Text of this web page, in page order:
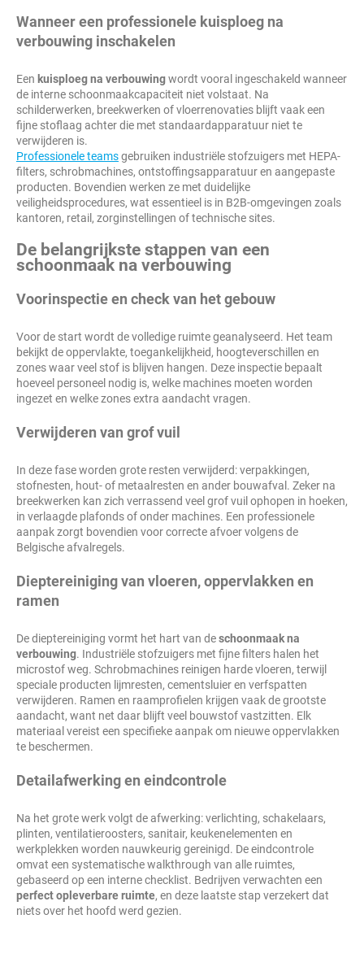
Wanneer een professionele kuisploeg na
verbouwing inschakelen
Een kuisploeg na verbouwingwordt vooral ingeschakeld wanneer
de interne schoonmaakcapaciteit niet volstaat. Na
schilderwerken, breekwerken of vloerrenovaties blijft vaak een
fijne stoflaag achter die met standaardapparatuur niet te
verwijderen is.
Professionele teamsgebruiken industriële stofzuigers met HEPA-
filters, schrobmachines, ontstoffingsapparatuur en aangepaste
producten. Bovendien werken ze met duidelijke
veiligheidsprocedures, wat essentieel is in B2B-omgevingen zoals
kantoren, retail, zorginstellingen of technische sites.
De belangrijkste stappen van een
schoonmaak na verbouwing
Voorinspectie en check van het gebouw
Voor de start wordt de volledige ruimte geanalyseerd. Het team
bekijkt de oppervlakte, toegankelijkheid, hoogteverschillen en
zones waar veel stof is blijven hangen. Deze inspectie bepaalt
hoeveel personeel nodig is, welke machines moeten worden
ingezet en welke zones extra aandacht vragen.
Verwijderen van grof vuil
In deze fase worden grote resten verwijderd: verpakkingen,
stofnesten, hout- of metaalresten en ander bouwafval. Zeker na
breekwerken kan zich verrassend veel grof vuil ophopen in hoeken,
in verlaagde plafonds of onder machines. Een professionele
aanpak zorgt bovendien voor correcte afvoer volgens de
Belgische afvalregels.
Dieptereiniging van vloeren, oppervlakken en
ramen
De dieptereiniging vormt het hart van deschoonmaak na
verbouwing. Industriële stofzuigers met fijne filters halen het
microstof weg. Schrobmachines reinigen harde vloeren, terwijl
speciale producten lijmresten, cementsluier en verfspatten
verwijderen. Ramen en raamprofielen krijgen vaak de grootste
aandacht, want net daar blijft veel bouwstof vastzitten. Elk
materiaal vereist een specifieke aanpak om nieuwe oppervlakken
te beschermen.
Detailafwerking en eindcontrole
Na het grote werk volgt de afwerking: verlichting, schakelaars,
plinten, ventilatieroosters, sanitair, keukenelementen en
werkplekken worden nauwkeurig gereinigd. De eindcontrole
omvat een systematische walkthrough van alle ruimtes,
gebaseerd op een interne checklist. Bedrijven verwachten een
perfect opleverbare ruimte, en deze laatste stap verzekert dat
niets over het hoofd werd gezien.